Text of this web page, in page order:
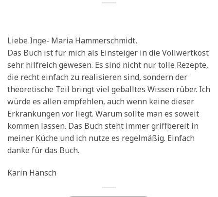
Liebe Inge- Maria Hammerschmidt,
Das Buch ist für mich als Einsteiger in die Vollwertkost
sehr hilfreich gewesen. Es sind nicht nur tolle Rezepte,
die recht einfach zu realisieren sind, sondern der
theoretische Teil bringt viel geballtes Wissen rüber. Ich
würde es allen empfehlen, auch wenn keine dieser
Erkrankungen vor liegt. Warum sollte man es soweit
kommen lassen. Das Buch steht immer griffbereit in
meiner Küche und ich nutze es regelmäßig. Einfach
danke für das Buch.
Karin Hänsch